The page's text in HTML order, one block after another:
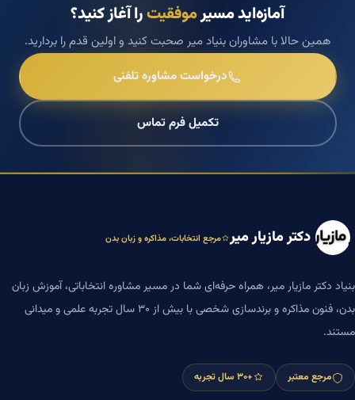
آمازه‌اید مسیرموفقیترا آغاز کنید؟
همین حالا با مشاوران بنیاد میر صحبت کنید و اولین قدم را بردارید.
درخواست مشاوره تلفنی
تکمیل فرم تماس
دکتر مازیار میر مرجع انتخابات، مذاکره و زبان بدن
بنیاد دکتر مازیار میر، همراه حرفه‌ای شما در مسیر مشاوره انتخاباتی، آموزش زبان
بدن، فنون مذاکره و برندسازی شخصی با بیش از ۳۰ سال تجربه علمی و میدانی
مستند.
مرجع معتبر +۳۰ سال تجربه